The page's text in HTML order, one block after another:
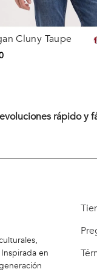
Cluny Taupe
rápido y
en